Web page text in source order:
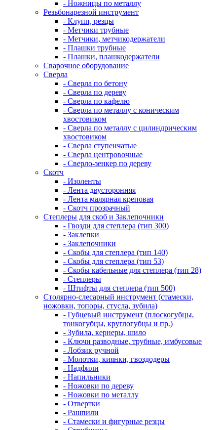
- Ножницы по металлу
Резьбонарезной инструмент
- Клупп, резцы
- Метчики трубные
- Метчики, метчикодержатели
- Плашки трубные
- Плашки, плашкодержатели
Сварочное оборудование
Сверла
- Сверла по бетону
- Сверла по дереву
- Сверла по кафелю
- Сверла по металлу с коническим
хвостовиком
- Сверла по металлу с цилиндрическим
хвостовиком
- Сверла ступенчатые
- Сверла центровочные
- Сверло-зенкер по дереву
Скотч
- Изоленты
- Лента двусторонняя
- Лента малярная креповая
- Скотч прозрачный
Степлеры для скоб и Заклепочники
- Гвозди для степлера (тип 300)
- Заклепки
- Заклепочники
- Скобы для степлера (тип 140)
- Скобы для степлера (тип 53)
- Скобы кабельные для степлера (тип 28)
- Степлеры
- Штифты для степлера (тип 500)
Столярно-слесарный инструмент (стамески,
ножовки, топоры, стусла, зубила)
- Губцевый инструмент (плоскогубцы,
тонкогубцы, круглогубцы и пр.)
- Зубила, кернеры, шило
- Ключи разводные, трубные, имбусовые
- Лобзик ручной
- Молотки, киянки, гвоздодеры
- Надфили
- Напильники
- Ножовки по дереву
- Ножовки по металлу
- Отвертки
- Рашпили
- Стамески и фигурные резцы